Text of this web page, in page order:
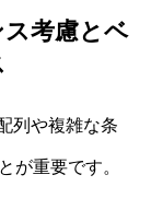
考慮とベ
列や複雑な条
が重要です。